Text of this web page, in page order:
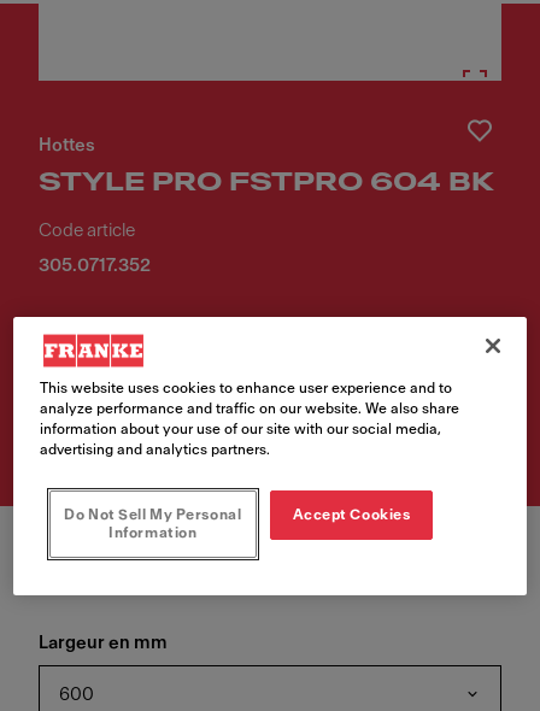
Hottes
STYLE PRO FSTPRO 604 BK
Code article
305.0717.352
.
Retrouvez ce produit chez
l'un de nos revendeurs
Largeur en mm
600
This website uses cookies to enhance user experience and to
analyze performance and traffic on our website. We also share
information about your use of our site with our social media,
advertising and analytics partners.
Do Not Sell My Personal
Information
Accept Cookies